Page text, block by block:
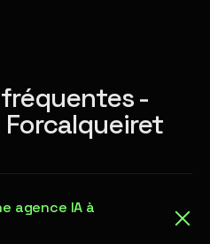
-
Forcalqueiret
agence IA à